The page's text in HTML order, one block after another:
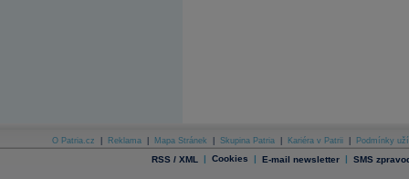
O Patria.cz Reklama Mapa Stránek Skupina Patria Kariéra v Patrii Podmínky
RSS / XML | Cookies | E-mail newsletter | SMS